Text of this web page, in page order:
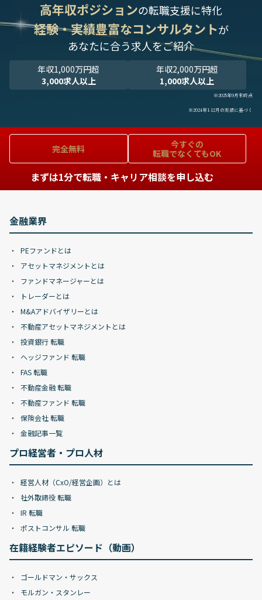
高年収ポジションの転職支援に特化
経験・実績豊富なコンサルタントが
あなたに合う求人をご紹介
年収1,000万円超
3,000求人以上
年収2,000万円超
1,000求人以上
※2025年9月末時点
※2024年1-12月の実績に基づく
完全無料
今すぐの
転職でなくてもOK
まずは1分で転職・キャリア相談を申し込む
金融業界
PEファンドとは
アセットマネジメントとは
ファンドマネージャーとは
トレーダーとは
M&Aアドバイザリーとは
不動産アセットマネジメントとは
投資銀行 転職
ヘッジファンド 転職
FAS 転職
不動産金融 転職
不動産ファンド 転職
保険会社 転職
金融記事一覧
プロ経営者・プロ人材
経営人材（CxO/経営企画）とは
社外取締役 転職
IR 転職
ポストコンサル 転職
在籍経験者エピソード（動画）
ゴールドマン・サックス
モルガン・スタンレー